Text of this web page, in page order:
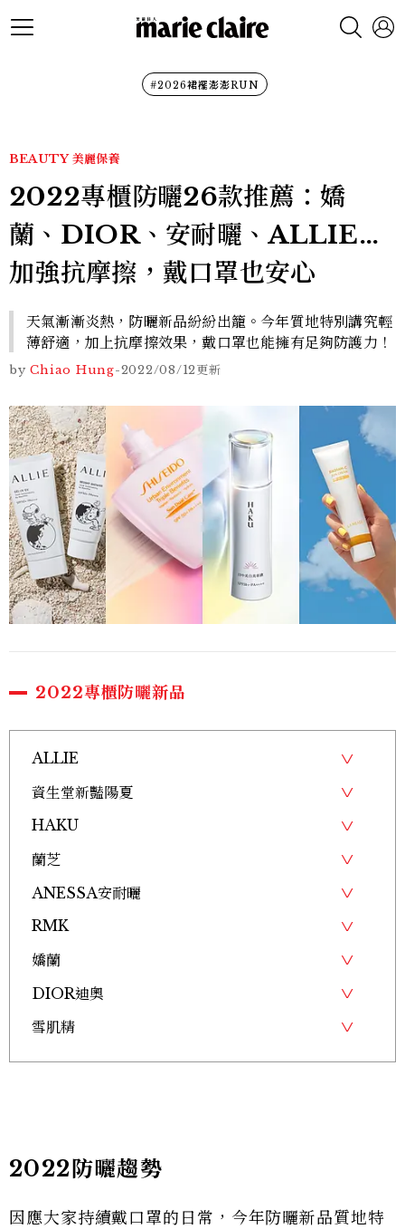
#2026裙襬澎澎RUN
BEAUTY 美麗保養
2022專櫃防曬26款推薦：嬌
蘭、DIOR、安耐曬、ALLIE…
加強抗摩擦，戴口罩也安心
天氣漸漸炎熱，防曬新品紛紛出籠。今年質地特別講究輕
薄舒適，加上抗摩擦效果，戴口罩也能擁有足夠防護力！
by Chiao Hung-2022/08/12更新
2022專櫃防曬新品
ALLIE
資生堂新豔陽夏
HAKU
蘭芝
ANESSA安耐曬
RMK
嬌蘭
DIOR迪奧
雪肌精
2022防曬趨勢
因應大家持續戴口罩的日常，今年防曬新品質地特